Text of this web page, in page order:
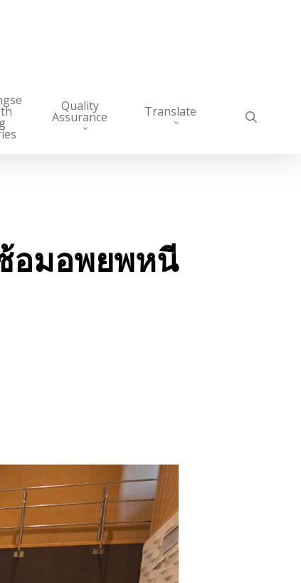
Quality
Assurance Translate
อมอพยพหนี